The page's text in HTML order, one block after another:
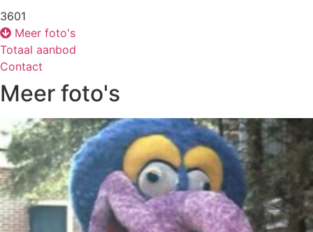
3601
Meer foto's
Totaal aanbod
Contact
Meer foto's